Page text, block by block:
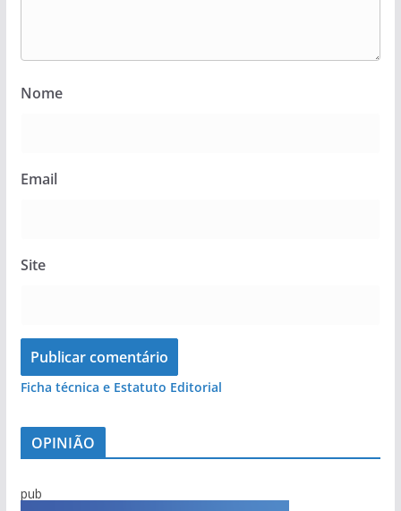
Nome
Email
Site
Ficha técnica e Estatuto Editorial
OPINIÃO
pub